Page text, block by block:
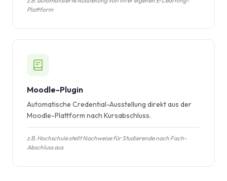
Plattform
Moodle-Plugin
Automatische Credential-Ausstellung direkt aus der
Moodle-Plattform nach Kursabschluss.
z.B. Hochschule stellt Nachweise für Studierende nach Fach-
Abschluss aus